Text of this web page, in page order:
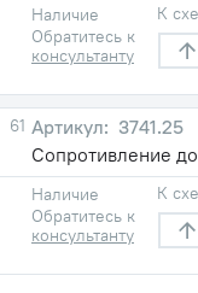
Наличие
Обратитесь к
консультанту
К
61
3741.25
Сопротивление
Наличие
Обратитесь к
консультанту
К